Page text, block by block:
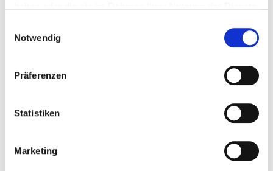
Notwendig
Präferenzen
Statistiken
Marketing